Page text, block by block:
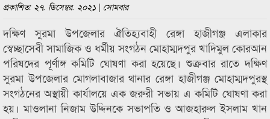
প্রকাশিত: ২৭. ডিসেম্বর. ২০২১ | সোমবার
দক্ষিণ সুরমা উপজেলার ঐতিহ্যবাহী রেঙ্গা হাজীগঞ্জ এলাকার
স্বেচ্ছাসেবী সামাজিক ও ধর্মীয় সংগঠন মোহাম্মদপুর খাদিমুল কোরআন
পরিষদের পূর্ণাঙ্গ কমিটি ঘোষণা করা হয়েছে। শুক্রবার রাতে দক্ষিণ
সুরমা উপজেলার মোগলাবাজার থানার রেঙ্গা হাজীগঞ্জ মোহাম্মদপুরস্থ
সংগঠনের অস্থায়ী কার্যালয়ে এক জরুরী সভায় এ কমিটি ঘোষণা করা
হয়। মাওলানা নিজাম উদ্দিনকে সভাপতি ও আজহারুল ইসলাম খান